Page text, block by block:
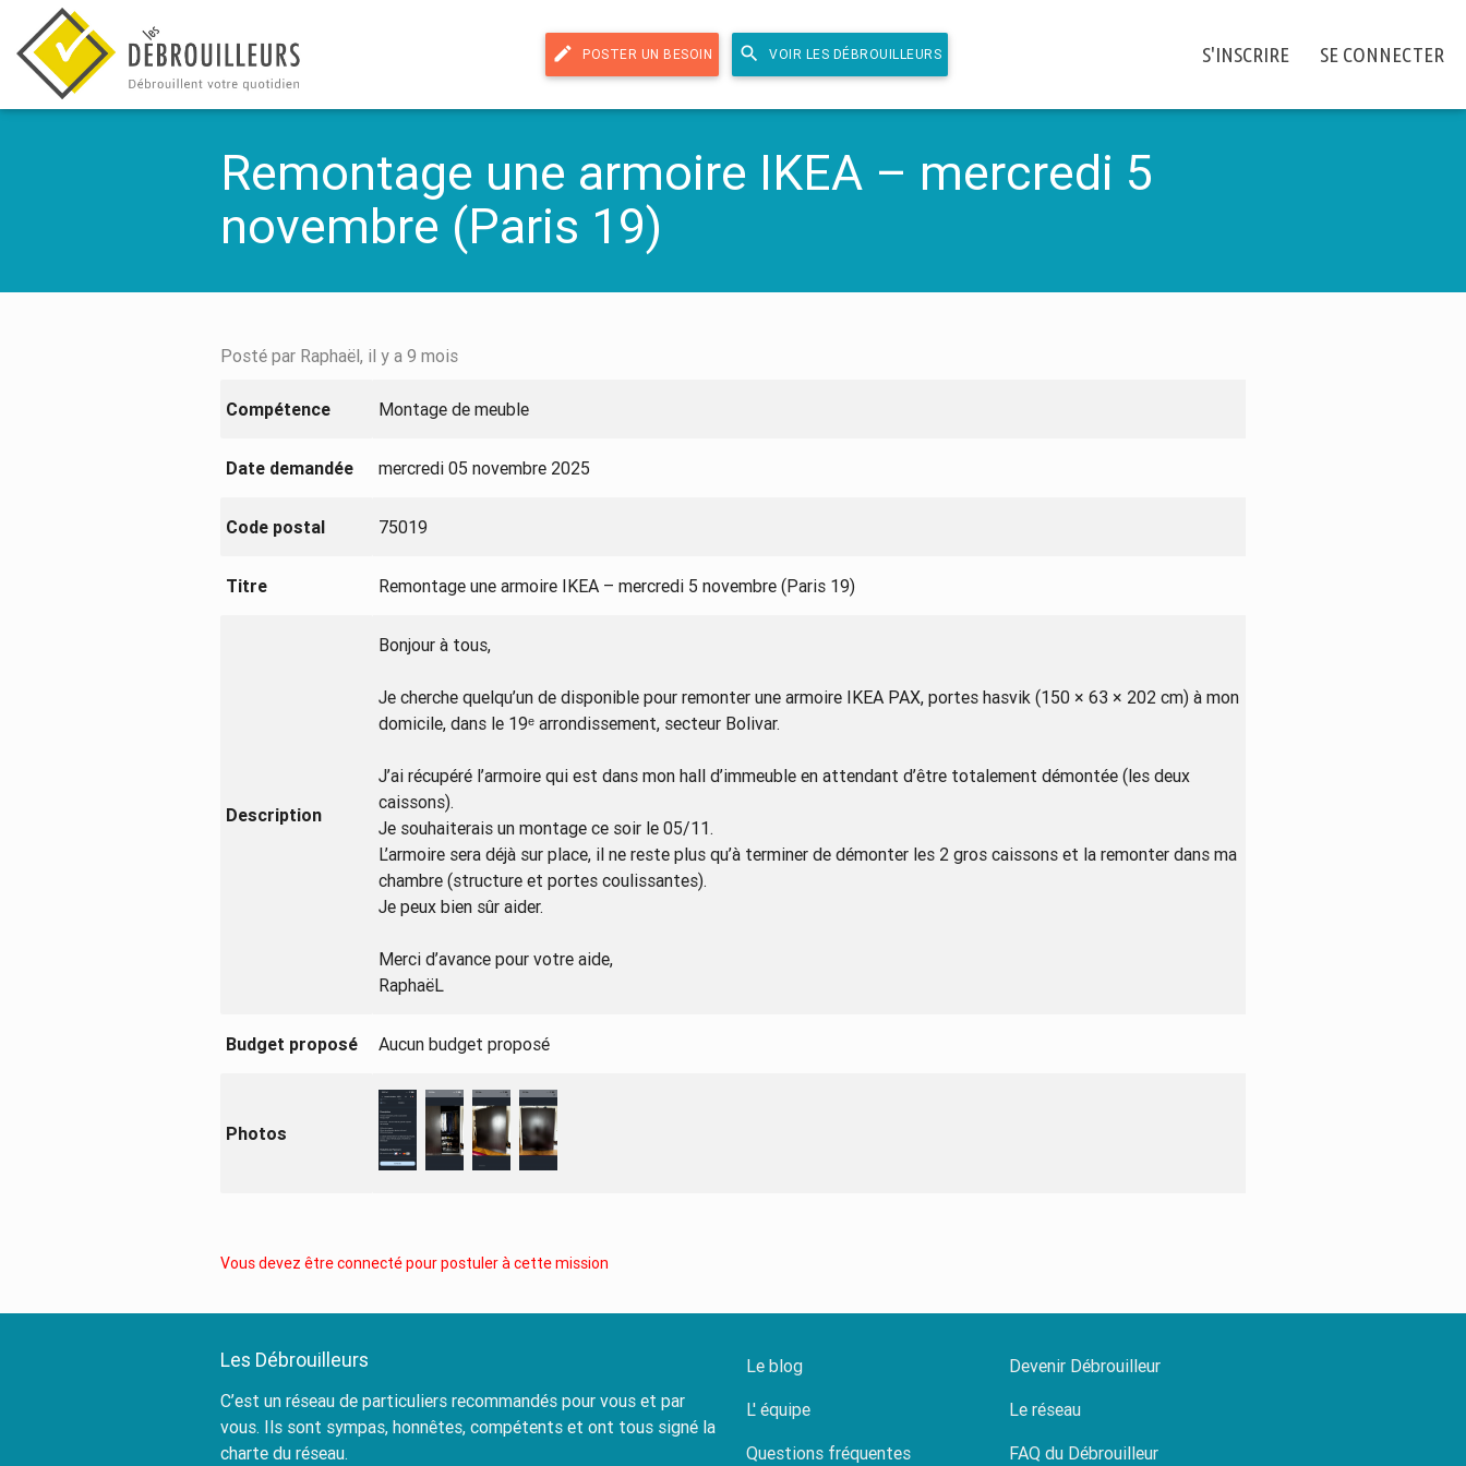
edit POSTER UN BESOIN search VOIR LES DÉBROUILLEURS S'INSCRIRE SE CONNECTER
Remontage une armoire IKEA – mercredi 5
novembre (Paris 19)
Posté par Raphaël, il y a 9 mois
Compétence Montage de meuble
Date demandée mercredi 05 novembre 2025
Code postal 75019
Titre Remontage une armoire IKEA – mercredi 5 novembre (Paris 19)
Description
Bonjour à tous,
Je cherche quelqu’un de disponible pour remonter une armoire IKEA PAX, portes hasvik (150 × 63 × 202 cm) à mon
domicile, dans le 19ᵉ arrondissement, secteur Bolivar.
J’ai récupéré l’armoire qui est dans mon hall d’immeuble en attendant d’être totalement démontée (les deux
caissons).
Je souhaiterais un montage ce soir le 05/11.
L’armoire sera déjà sur place, il ne reste plus qu’à terminer de démonter les 2 gros caissons et la remonter dans ma
chambre (structure et portes coulissantes).
Je peux bien sûr aider.
Merci d’avance pour votre aide,
RaphaëL
Budget proposé Aucun budget proposé
Photos
Vous devez être connecté pour postuler à cette mission
Les Débrouilleurs
C’est un réseau de particuliers recommandés pour vous et par
vous. Ils sont sympas, honnêtes, compétents et ont tous signé la
charte du réseau.
Le blog
L' équipe
Questions fréquentes
Devenir Débrouilleur
Le réseau
FAQ du Débrouilleur